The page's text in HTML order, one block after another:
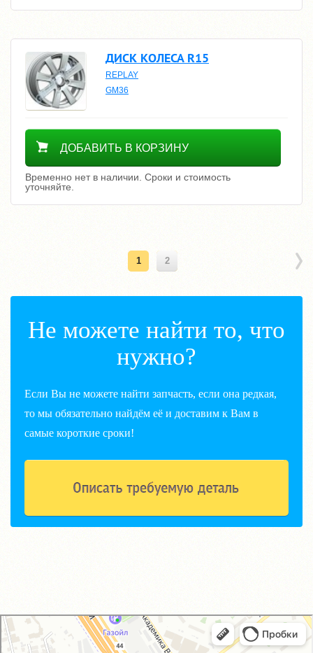
ДИСК КОЛЕСА R15
REPLAY
GM36
Уточнить цену
ДОБАВИТЬ В КОРЗИНУ
Временно нет в наличии. Сроки и стоимость
уточняйте.
1 2
Не можете найти то, что
нужно?
Если Вы не можете найти запчасть, если она редкая,
то мы обязательно найдём её и доставим к Вам в
самые короткие сроки!
GM-City&VAG-Repair
Автосервис, автотехцентр в Москве
Магазин автозапчастей и автотоваров в Москве